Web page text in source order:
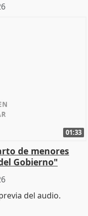
01:33
de menores
Gobierno"